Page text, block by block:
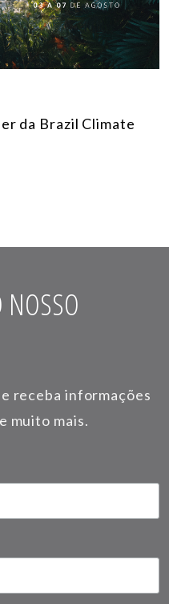
da Brazil Climate
NOSSO
receba informações
muito mais.